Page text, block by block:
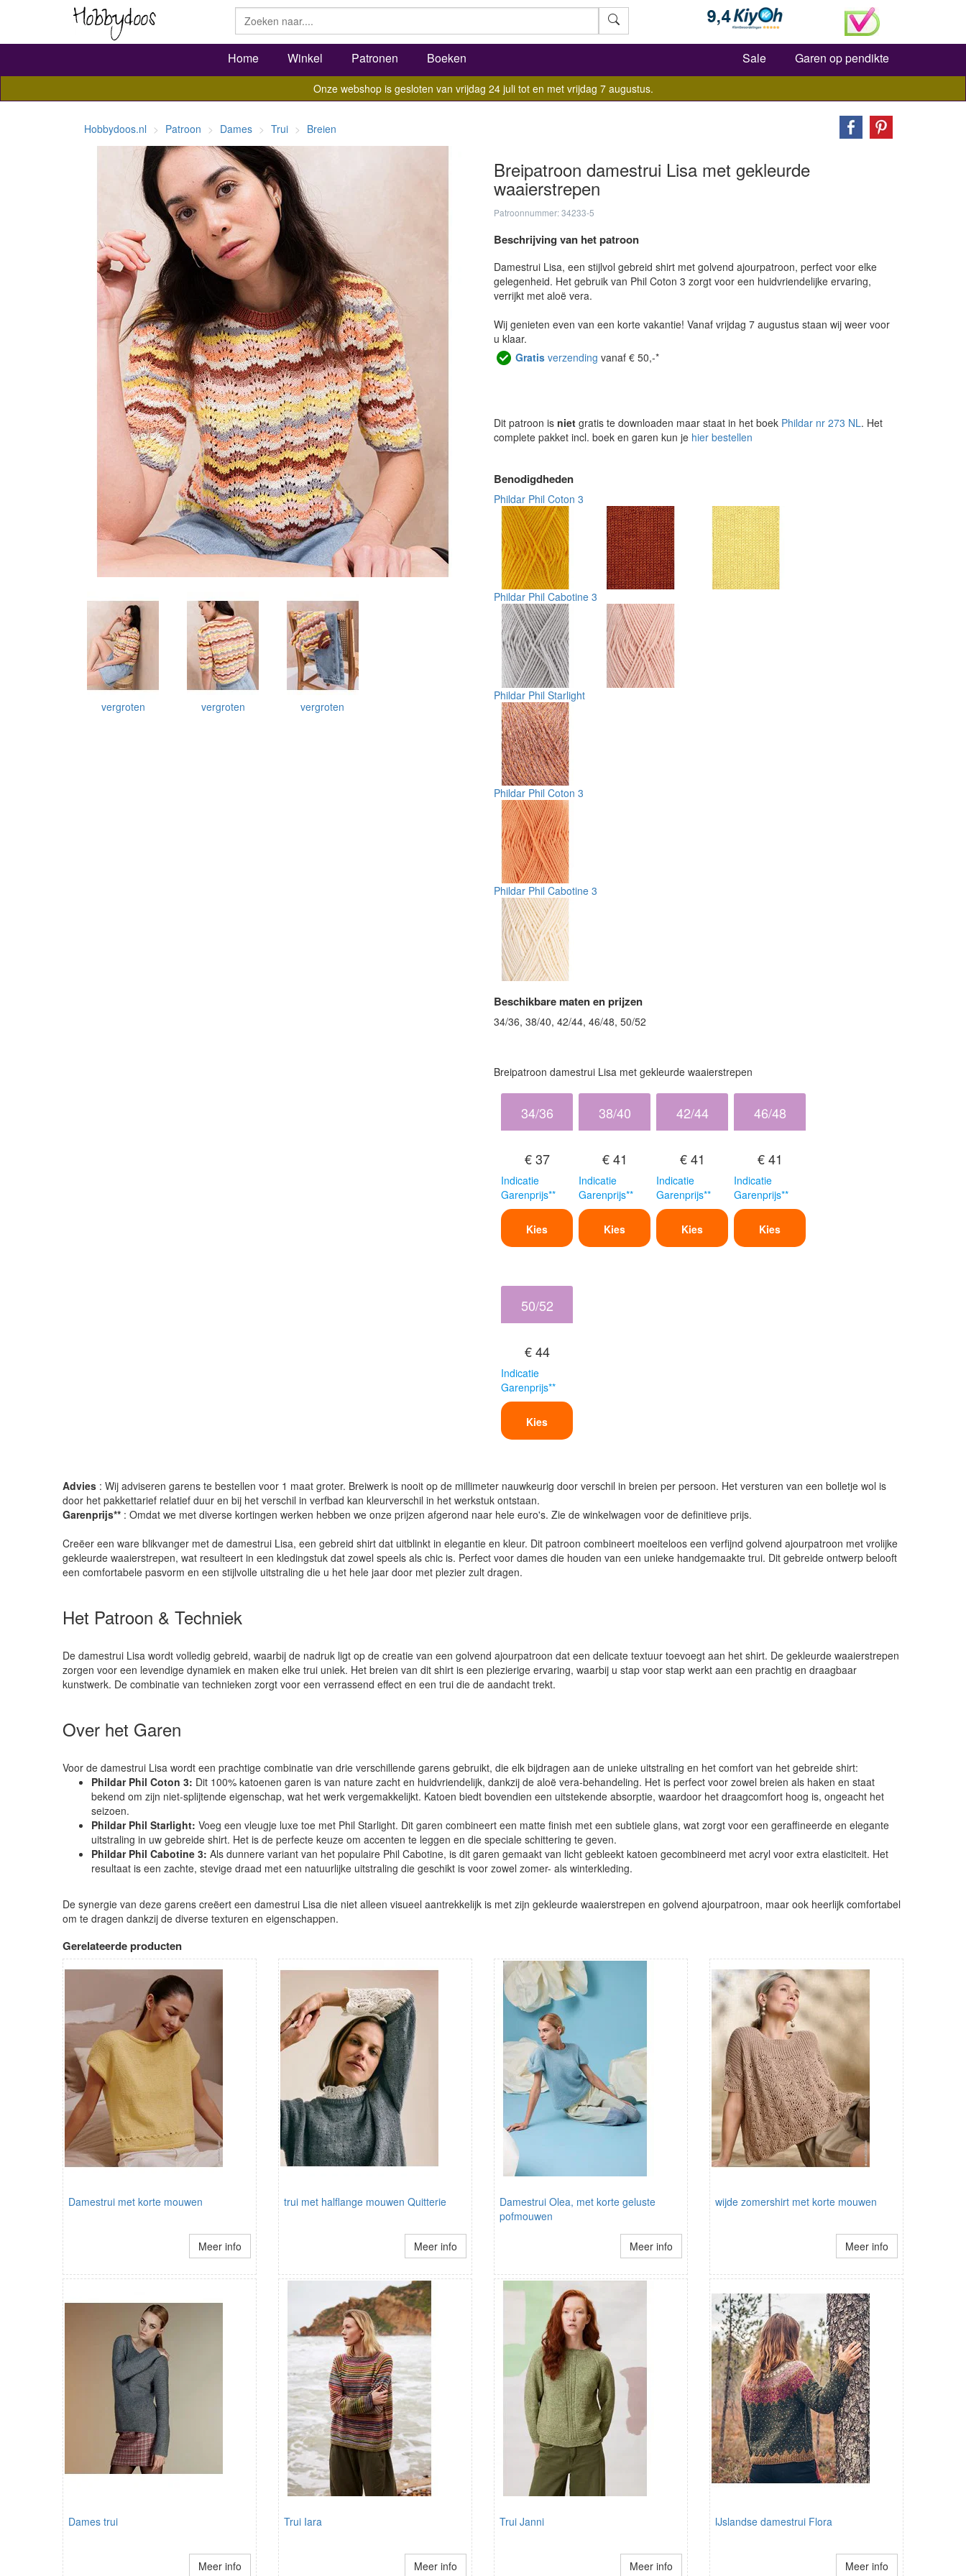
Zoeken
Home Winkel Patronen Boeken Sale Garen op pendikte
Onze webshop is gesloten van vrijdag 24 juli tot en met vrijdag 7 augustus.
Hobbydoos.nl Patroon Dames Trui Breien
vergroten vergroten vergroten
Breipatroon damestrui Lisa met gekleurde
waaierstrepen
Patroonnummer: 34233-5
Beschrijving van het patroon
Damestrui Lisa, een stijlvol gebreid shirt met golvend ajourpatroon, perfect voor elke
gelegenheid. Het gebruik van Phil Coton 3 zorgt voor een huidvriendelijke ervaring,
verrijkt met aloë vera.
Wij genieten even van een korte vakantie! Vanaf vrijdag 7 augustus staan wij weer voor
u klaar.
Gratis verzending vanaf € 50,-*
Dit patroon is niet gratis te downloaden maar staat in het boek Phildar nr 273 NL. Het
complete pakket incl. boek en garen kun je hier bestellen
Benodigdheden
Phildar Phil Coton 3
Phildar Phil Cabotine 3
Phildar Phil Starlight
Phildar Phil Coton 3
Phildar Phil Cabotine 3
Beschikbare maten en prijzen
34/36, 38/40, 42/44, 46/48, 50/52
Breipatroon damestrui Lisa met gekleurde waaierstrepen
34/36
€ 37
Indicatie
Garenprijs**
Kies
38/40
€ 41
Indicatie
Garenprijs**
Kies
42/44
€ 41
Indicatie
Garenprijs**
Kies
46/48
€ 41
Indicatie
Garenprijs**
Kies
50/52
€ 44
Indicatie
Garenprijs**
Kies
Advies : Wij adviseren garens te bestellen voor 1 maat groter. Breiwerk is nooit op de millimeter nauwkeurig door verschil in breien per persoon. Het versturen van een bolletje wol is
door het pakkettarief relatief duur en bij het verschil in verfbad kan kleurverschil in het werkstuk ontstaan.
Garenprijs** : Omdat we met diverse kortingen werken hebben we onze prijzen afgerond naar hele euro's. Zie de winkelwagen voor de definitieve prijs.
Creëer een ware blikvanger met de damestrui Lisa, een gebreid shirt dat uitblinkt in elegantie en kleur. Dit patroon combineert moeiteloos een verfijnd golvend ajourpatroon met vrolijke
gekleurde waaierstrepen, wat resulteert in een kledingstuk dat zowel speels als chic is. Perfect voor dames die houden van een unieke handgemaakte trui. Dit gebreide ontwerp belooft
een comfortabele pasvorm en een stijlvolle uitstraling die u het hele jaar door met plezier zult dragen.
Het Patroon & Techniek
De damestrui Lisa wordt volledig gebreid, waarbij de nadruk ligt op de creatie van een golvend ajourpatroon dat een delicate textuur toevoegt aan het shirt. De gekleurde waaierstrepen
zorgen voor een levendige dynamiek en maken elke trui uniek. Het breien van dit shirt is een plezierige ervaring, waarbij u stap voor stap werkt aan een prachtig en draagbaar
kunstwerk. De combinatie van technieken zorgt voor een verrassend effect en een trui die de aandacht trekt.
Over het Garen
Voor de damestrui Lisa wordt een prachtige combinatie van drie verschillende garens gebruikt, die elk bijdragen aan de unieke uitstraling en het comfort van het gebreide shirt:
Phildar Phil Coton 3: Dit 100% katoenen garen is van nature zacht en huidvriendelijk, dankzij de aloë vera-behandeling. Het is perfect voor zowel breien als haken en staat
bekend om zijn niet-splijtende eigenschap, wat het werk vergemakkelijkt. Katoen biedt bovendien een uitstekende absorptie, waardoor het draagcomfort hoog is, ongeacht het
seizoen.
Phildar Phil Starlight: Voeg een vleugje luxe toe met Phil Starlight. Dit garen combineert een matte finish met een subtiele glans, wat zorgt voor een geraffineerde en elegante
uitstraling in uw gebreide shirt. Het is de perfecte keuze om accenten te leggen en die speciale schittering te geven.
Phildar Phil Cabotine 3: Als dunnere variant van het populaire Phil Cabotine, is dit garen gemaakt van licht gebleekt katoen gecombineerd met acryl voor extra elasticiteit. Het
resultaat is een zachte, stevige draad met een natuurlijke uitstraling die geschikt is voor zowel zomer- als winterkleding.
De synergie van deze garens creëert een damestrui Lisa die niet alleen visueel aantrekkelijk is met zijn gekleurde waaierstrepen en golvend ajourpatroon, maar ook heerlijk comfortabel
om te dragen dankzij de diverse texturen en eigenschappen.
Gerelateerde producten
Damestrui met korte mouwen
Meer info
trui met halflange mouwen Quitterie
Meer info
Damestrui Olea, met korte geluste
pofmouwen
Meer info
wijde zomershirt met korte mouwen
Meer info
Dames trui
Meer info
Trui Iara
Meer info
Trui Janni
Meer info
IJslandse damestrui Flora
Meer info